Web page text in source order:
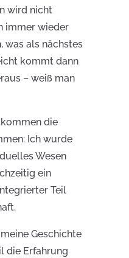
wird nicht
immer wieder
was als nächstes
kommt dann
– weiß man
die
Ich wurde
Wesen
ein
Teil
Geschichte
die Erfahrung